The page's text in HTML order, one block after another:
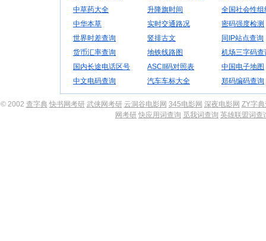
中草药大全
升降旗时间
全国社会性组
中华本草
实时交通路况
密码强度检测
世界时差查询
竖排古文
同IP站点查询
货币汇率查询
地铁线路图
机场三字码查
国内长途电话区号
ASCII码对照表
中国电子地图
中文电码查询
汽车车标大全 郑码编码查询
© 2002 查字典 快书网考研 武侠网考研 云洞谷电影网 345电影网 深夜电影网 ZY字
网考研 快应用词查询 觅我词查询 英雄联盟词查